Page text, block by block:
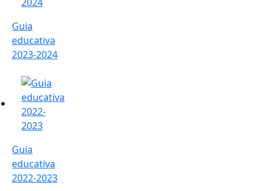
Guia
educativa
2023-2024
Guia educativa 2022-2023
Guia
educativa
2022-2023